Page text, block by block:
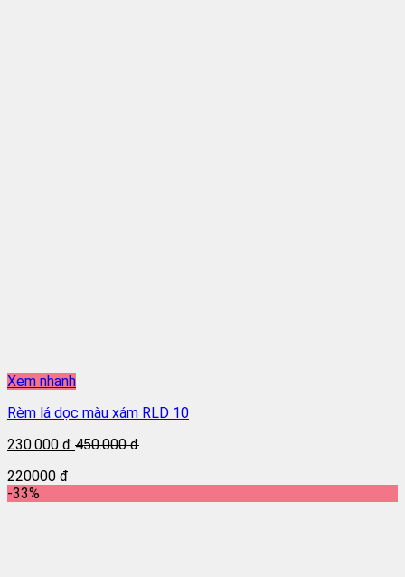
Xem nhanh
Rèm lá dọc màu xám RLD 10
230.000 đ 450.000 đ
220000 đ
-33%